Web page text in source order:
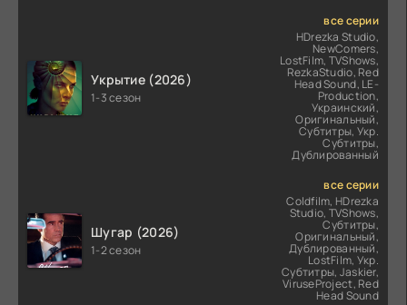
Укрытие (2026)
1-3 сезон
все серии
HDrezka Studio,
NewComers,
LostFilm, TVShows,
RezkaStudio, Red
Head Sound, LE-
Production,
Украинский,
Оригинальный,
Субтитры, Укр.
Субтитры,
Дублированный
Шугар (2026)
1-2 сезон
все серии
Coldfilm, HDrezka
Studio, TVShows,
Субтитры,
Оригинальный,
Дублированный,
LostFilm, Укр.
Субтитры, Jaskier,
ViruseProject, Red
Head Sound